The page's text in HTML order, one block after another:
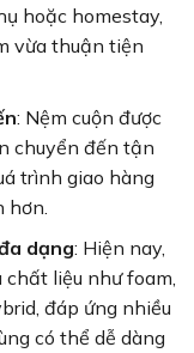
hoặc homestay,
vừa thuận tiện
: Nệm cuộn được
chuyển đến tận
trình giao hàng
dạng: Hiện nay,
liệu như foam,
đáp ứng nhiều
có thể dễ dàng